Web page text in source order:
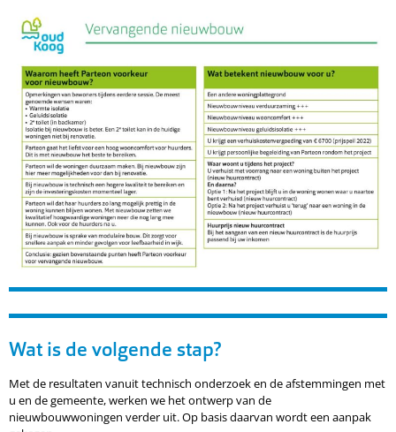
Wat is de volgende stap?
Met de resultaten vanuit technisch onderzoek en de afstemmingen met
u en de gemeente, werken we het ontwerp van de
nieuwbouwwoningen verder uit. Op basis daarvan wordt een aanpak